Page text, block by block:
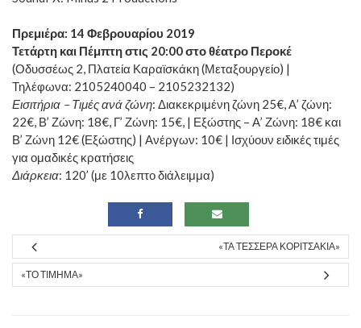
Πρεμιέρα: 14 Φεβρουαρίου 2019
Τετάρτη και Πέμπτη στις 20:00 στο θέατρο Περοκέ
(Οδυσσέως 2, Πλατεία Καραϊσκάκη (Μεταξουργείο) |
Τηλέφωνα: 2105240040 – 2105232132)
Εισιτήρια – Τιμές ανά ζώνη: Διακεκριμένη ζώνη 25€, Α’ ζώνη:
22€, Β’ Ζώνη: 18€, Γ’ Ζώνη: 15€, | Εξώστης – Α’ Ζώνη: 18€ και
Β’ Ζώνη 12€ (Εξώστης) | Ανέργων: 10€ | Ισχύουν ειδικές τιμές
για ομαδικές κρατήσεις
Διάρκεια: 120’ (με 10λεπτο διάλειμμα)
«ΤΑ ΤΈΣΣΕΡΑ ΚΟΡΙΤΣΆΚΙΑ»
«ΤΟ ΤΊΜΗΜΑ»